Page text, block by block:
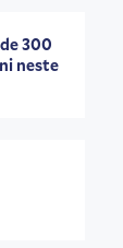
300
neste